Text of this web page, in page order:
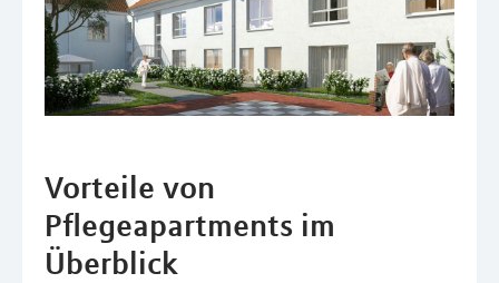
Vorteile von
Pflegeapartments im
Überblick